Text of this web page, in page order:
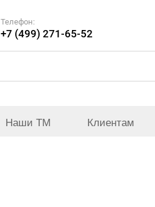
Телефон:
+7 (499) 271-65-52
Наши ТМ Клиентам